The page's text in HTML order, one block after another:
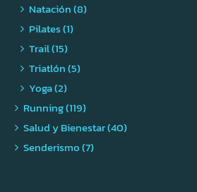
Natación (8)
Pilates (1)
Trail (15)
Triatlón (5)
Yoga (2)
Running (119)
Salud y Bienestar (40)
Senderismo (7)